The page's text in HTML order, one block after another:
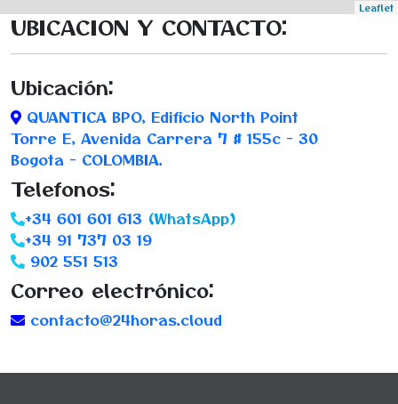
Leaflet
UBICACION Y CONTACTO:
Ubicación:
QUANTICA BPO, Edificio North Point
Torre E, Avenida Carrera 7 # 155c - 30
Bogota - COLOMBIA.
Telefonos:
+34 601 601 613 (WhatsApp)
+34 91 737 03 19
902 551 513
Correo electrónico:
contacto@24horas.cloud